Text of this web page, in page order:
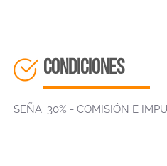
CONDICIONES
SEÑA: 30% - COMISIÓN E